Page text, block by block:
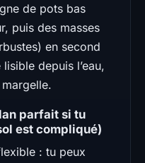
de pots bas
puis des masses
en second
depuis l’eau,
parfait si tu
est compliqué)
: tu peux